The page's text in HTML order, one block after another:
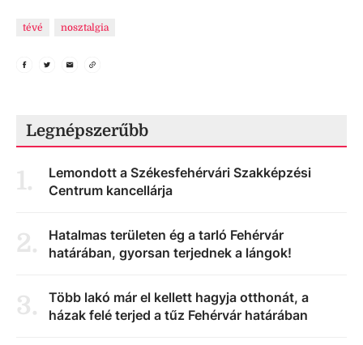
tévé nosztalgia
Legnépszerűbb
1.
Lemondott a Székesfehérvári Szakképzési
Centrum kancellárja
2.
Hatalmas területen ég a tarló Fehérvár
határában, gyorsan terjednek a lángok!
3.
Több lakó már el kellett hagyja otthonát, a
házak felé terjed a tűz Fehérvár határában